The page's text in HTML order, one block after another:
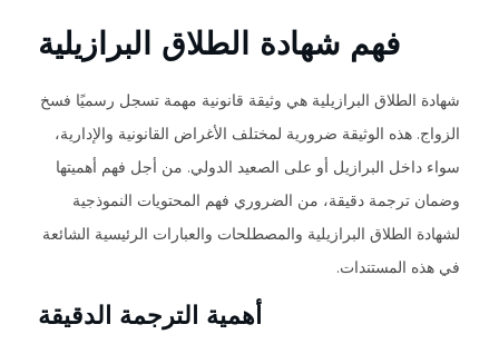
فهم شهادة الطلاق البرازيلية
شهادة الطلاق البرازيلية هي وثيقة قانونية مهمة تسجل رسميًا فسخ
الزواج. هذه الوثيقة ضرورية لمختلف الأغراض القانونية والإدارية،
سواء داخل البرازيل أو على الصعيد الدولي. من أجل فهم أهميتها
وضمان ترجمة دقيقة، من الضروري فهم المحتويات النموذجية
لشهادة الطلاق البرازيلية والمصطلحات والعبارات الرئيسية الشائعة
في هذه المستندات.
أهمية الترجمة الدقيقة